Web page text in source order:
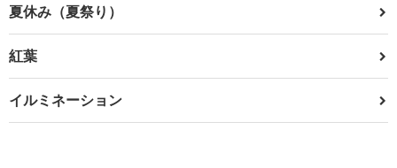
夏休み（夏祭り）
紅葉
イルミネーション